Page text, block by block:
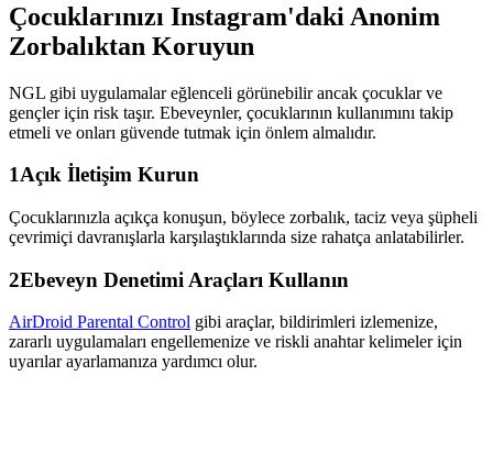
Çocuklarınızı Instagram'daki Anonim
Zorbalıktan Koruyun
NGL gibi uygulamalar eğlenceli görünebilir ancak çocuklar ve
gençler için risk taşır. Ebeveynler, çocuklarının kullanımını takip
etmeli ve onları güvende tutmak için önlem almalıdır.
1Açık İletişim Kurun
Çocuklarınızla açıkça konuşun, böylece zorbalık, taciz veya şüpheli
çevrimiçi davranışlarla karşılaştıklarında size rahatça anlatabilirler.
2Ebeveyn Denetimi Araçları Kullanın
AirDroid Parental Control gibi araçlar, bildirimleri izlemenize,
zararlı uygulamaları engellemenize ve riskli anahtar kelimeler için
uyarılar ayarlamanıza yardımcı olur.